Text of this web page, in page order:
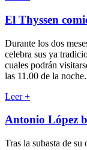
El Thyssen
Durante los dos
celebra sus ya
cuales podrán
las 11.00 de la noche.
Leer+
Antonio López
Tras la subasta de